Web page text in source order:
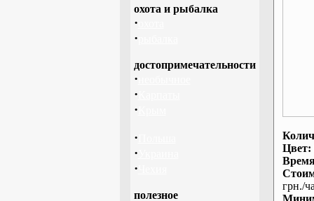
охота и рыбалка
·
·
достопримечательности
·
·
·
·
·
·
полезное
Цвет:
грн./